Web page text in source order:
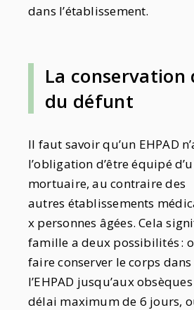
dans l’établissement.
La conservation
du défunt
Il faut savoir qu’un EHPAD
l’obligation d’être équipé
mortuaire, au contraire des
autres établissements
x personnes âgées. Cela
famille a deux possibilités :
faire conserver le corps
l’EHPAD jusqu’aux
délai maximum de 6 jours,